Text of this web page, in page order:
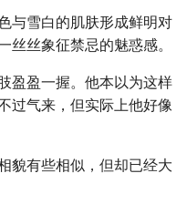
与雪白的肌肤形成鲜明对
丝丝象征禁忌的魅惑感。
盈盈一握。他本以为这样
过气来，但实际上他好像
貌有些相似，但却已经大